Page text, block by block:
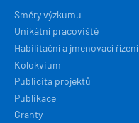
Směry výzkumu
Unikátní pracoviště
Habilitační a jmenovací řízení
Kolokvium
Publicita projektů
Publikace
Granty